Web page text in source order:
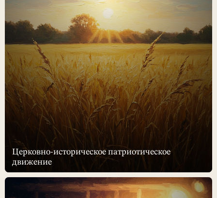
Церковно-историческое патриотическое
движение